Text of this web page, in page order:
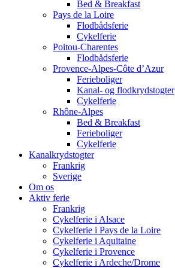
Bed & Breakfast
Pays de la Loire
Flodbådsferie
Cykelferie
Poitou-Charentes
Flodbådsferie
Provence-Alpes-Côte d’Azur
Ferieboliger
Kanal- og flodkrydstogter
Cykelferie
Rhône-Alpes
Bed & Breakfast
Ferieboliger
Cykelferie
Kanalkrydstogter
Frankrig
Sverige
Om os
Aktiv ferie
Frankrig
Cykelferie i Alsace
Cykelferie i Pays de la Loire
Cykelferie i Aquitaine
Cykelferie i Provence
Cykelferie i Ardeche/Drome